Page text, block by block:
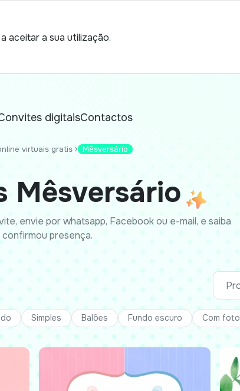
aceitar a sua utilização.
digitaisContactos
virtuais gratis Mêsversário
Mêsversário
envie por whatsapp, Facebook ou e-mail, e saiba
confirmou presença.
Simples Balões Fundo escuro Com foto